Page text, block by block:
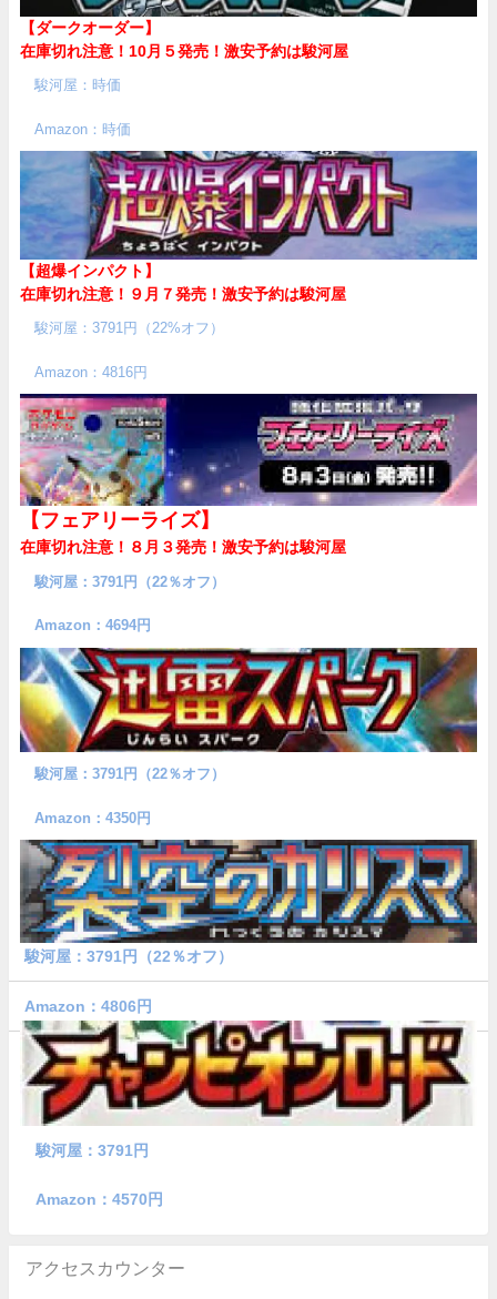
【ダークオーダー】
在庫切れ注意！10月５発売！ 激安予約は駿河屋
駿河屋：時価
Amazon：時価
【超爆インパクト】
在庫切れ注意！９月７発売！ 激安予約は駿河屋
駿河屋：3791円（22%オフ）
Amazon：4816円
【フェアリーライズ】
在庫切れ注意！８月３発売！ 激安予約は駿河屋
駿河屋：3791円（22％オフ）
Amazon：4694円
駿河屋：3791円（22％オフ）
Amazon：4350円
駿河屋：3791円（22％オフ）
Amazon：4806円
駿河屋：3791円
Amazon：4570円
アクセスカウンター